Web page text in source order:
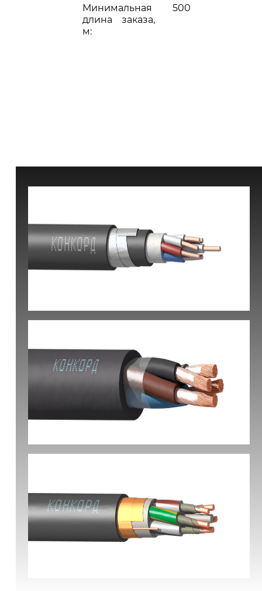
Минимальная
длина заказа,
м:
500
КВБбШвнг(А) -LS
КГ-ХЛ